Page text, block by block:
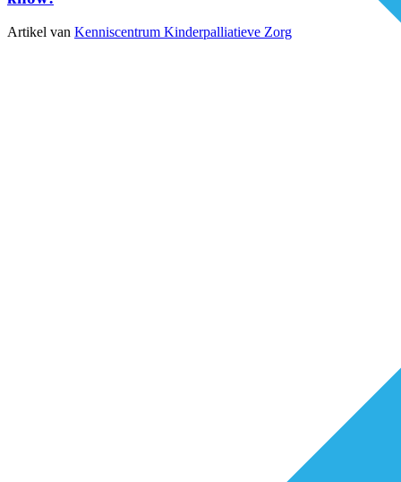
Artikel van Kenniscentrum Kinderpalliatieve Zorg